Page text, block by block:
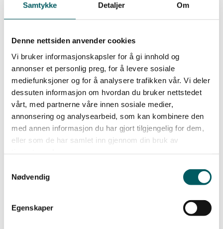
Samtykke Detaljer Om
Denne nettsiden anvender cookies
Vi bruker informasjonskapsler for å gi innhold og
annonser et personlig preg, for å levere sosiale
mediefunksjoner og for å analysere trafikken vår. Vi deler
dessuten informasjon om hvordan du bruker nettstedet
vårt, med partnerne våre innen sosiale medier,
annonsering og analysearbeid, som kan kombinere den
med annen informasjon du har gjort tilgjengelig for dem,
eller som de har samlet inn gjennom din bruk av
Nødvendig
Egenskaper
– Vi skal være en bank som gir medlemmene et
godt og konkurransedyktig totaltilbud, som er
Killingberg, understreker Partneransvarlig i Nordea
Norge.
Enten det gjelder lån eller sparing, kan du dra nytte
av Nordeas erfarne rådgivere.